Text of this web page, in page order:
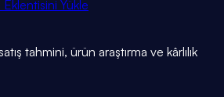
Yükle
tahmini, ürün araştırma ve kârlılık